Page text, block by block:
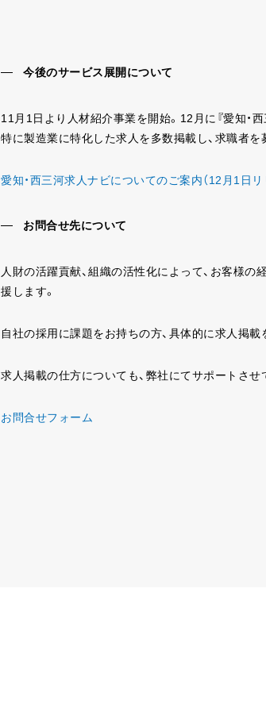
今後のサービス展開について
11月1日より人材紹介事業を開始。12月に『愛知・
特に製造業に特化した求人を多数掲載し、求職者を
愛知・西三河求人ナビについてのご案内（12月1日リ
お問合せ先について
人財の活躍貢献、組織の活性化によって、お客様
援します。
自社の採用に課題をお持ちの方、具体的に求人掲
求人掲載の仕方についても、弊社にてサポートさせ
お問合せフォーム